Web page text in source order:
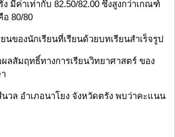
ง มีค่าเท่ากับ 82.50/82.00 ซึ่งสูงกว่าเกณฑ์
80/80
นของนักเรียนที่เรียนด้วยบทเรียนสำเร็จรูป
ลสัมฤทธิ์ทางการเรียนวิทยาศาสตร์ ของ
วล อำเภอนาโยง จังหวัดตรัง พบว่าคะแนน